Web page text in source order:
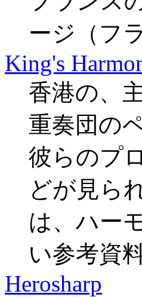
ージ（フ
King's
香港の、
重奏団の
彼らのプ
どが見ら
は、ハー
い参考資
Herosharp